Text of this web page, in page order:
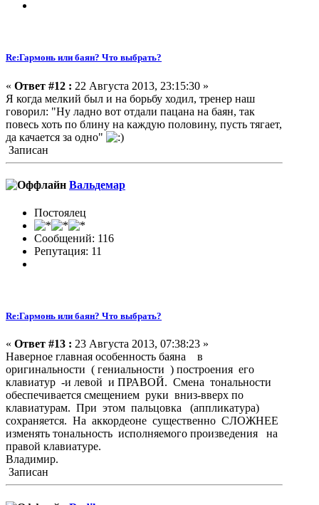
Re:Гармонь или баян? Что выбрать?
« Ответ #12 : 22 Августа 2013, 23:15:30 »
Я когда мелкий был и на борьбу ходил, тренер наш
говорил: "Ну ладно вот отдали пацана на баян, так
повесь хоть по блину на каждую половину, пусть тягает,
да качается за одно"
Записан
Вальдемар
Постоялец
Сообщений: 116
Репутация: 11
Re:Гармонь или баян? Что выбрать?
« Ответ #13 : 23 Августа 2013, 07:38:23 »
Наверное главная особенность баяна в
оригинальности ( гениальности ) построения его
клавиатур -и левой и ПРАВОЙ. Смена тональности
обеспечивается смещением руки вниз-вверх по
клавиатурам. При этом пальцовка (аппликатура)
сохраняется. На аккордеоне существенно СЛОЖНЕЕ
изменять тональность исполняемого произведения на
правой клавиатуре.
Владимир.
Записан